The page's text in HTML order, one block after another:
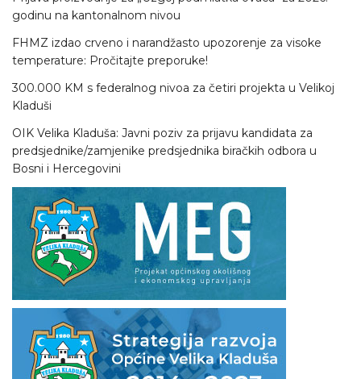
godinu na kantonalnom nivou
FHMZ izdao crveno i narandžasto upozorenje za visoke
temperature: Pročitajte preporuke!
300.000 KM s federalnog nivoa za četiri projekta u Velikoj
Kladuši
OIK Velika Kladuša: Javni poziv za prijavu kandidata za
predsjednike/zamjenike predsjednika biračkih odbora u
Bosni i Hercegovini